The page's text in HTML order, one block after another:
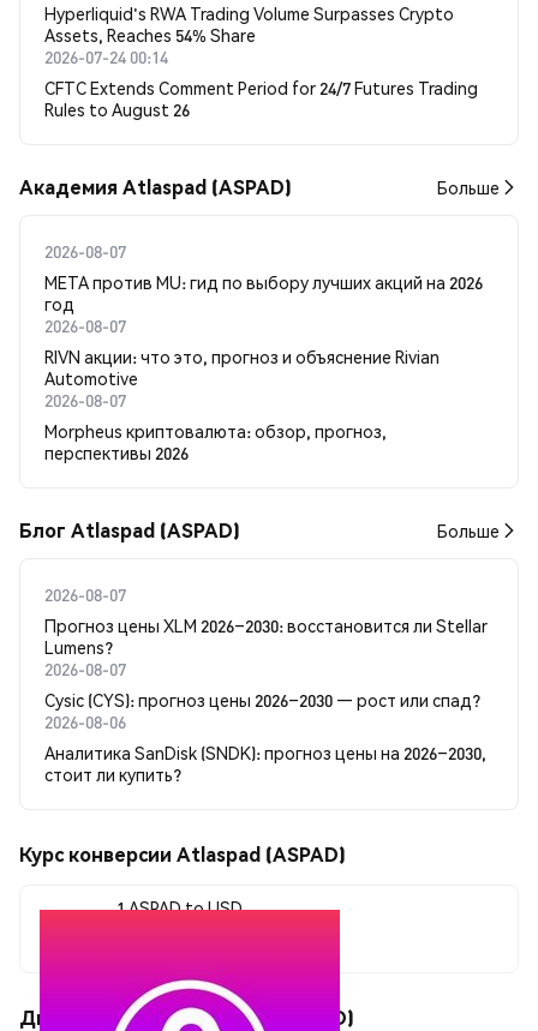
Hyperliquid's RWA Trading Volume Surpasses Crypto
Assets, Reaches 54% Share
2026-07-24 00:14
CFTC Extends Comment Period for 24/7 Futures Trading
Rules to August 26
Академия Atlaspad (ASPAD) Больше
2026-08-07
META против MU: гид по выбору лучших акций на 2026
год
2026-08-07
RIVN акции: что это, прогноз и объяснение Rivian
Automotive
2026-08-07
Morpheus криптовалюта: обзор, прогноз,
перспективы 2026
Блог Atlaspad (ASPAD) Больше
2026-08-07
Прогноз цены XLM 2026–2030: восстановится ли Stellar
Lumens?
2026-08-07
Cysic (CYS): прогноз цены 2026–2030 — рост или спад?
2026-08-06
Аналитика SanDisk (SNDK): прогноз цены на 2026–2030,
стоит ли купить?
Курс конверсии Atlaspad (ASPAD)
1 ASPAD to USD
Движения цены Atlaspad (ASPAD)